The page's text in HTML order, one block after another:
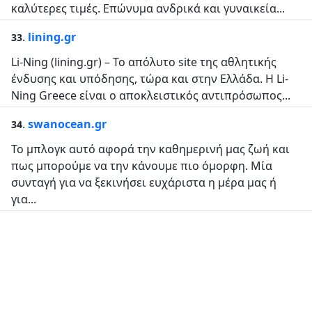
καλύτερες τιμές. Επώνυμα ανδρικά και γυναικεία...
33. lining.gr
Li-Ning (lining.gr) – Το απόλυτο site της αθλητικής
ένδυσης και υπόδησης, τώρα και στην Ελλάδα. Η Li-
Ning Greece είναι ο αποκλειστικός αντιπρόσωπος...
34. swanocean.gr
Το μπλογκ αυτό αφορά την καθημερινή μας ζωή και
πως μπορούμε να την κάνουμε πιο όμορφη. Μία
συνταγή για να ξεκινήσει ευχάριστα η μέρα μας ή
για...